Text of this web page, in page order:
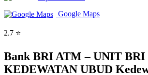
Google Maps
2.7 ⭐
Bank BRI ATM – UNIT BRI
KEDEWATAN UBUD